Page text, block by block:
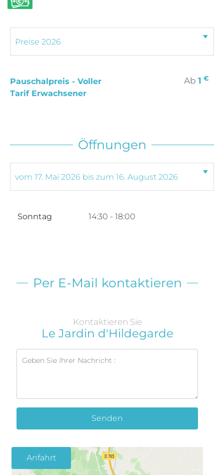
Pauschalpreis - Voller
Tarif Erwachsener
Ab 1 €
Öffnungen
Sonntag 14:30 - 18:00
Per E-Mail kontaktieren
Kontaktieren Sie
Le Jardin d'Hildegarde
Senden
Anfahrt